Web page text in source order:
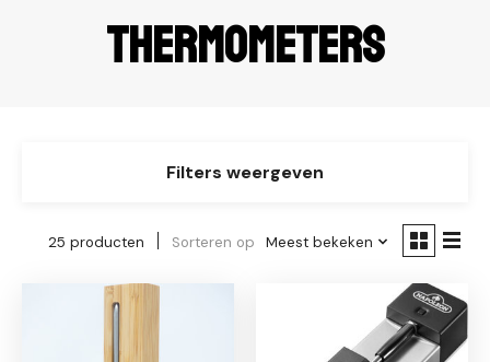
Thermometers
Filters weergeven
25 producten Sorteren op Meest bekeken